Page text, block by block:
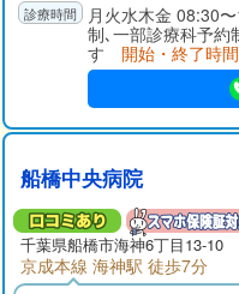
月火水木金 08:30
制､一部診療科予
す 開始・終了時
船橋中央病院
千葉県船橋市海神6丁目13-10
京成本線 海神駅 徒歩7分